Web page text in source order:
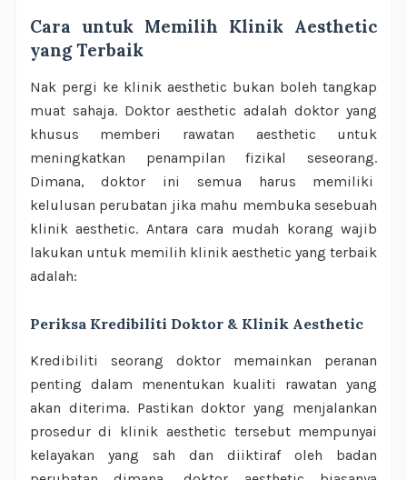
Cara untuk Memilih Klinik Aesthetic
yang Terbaik
Nak pergi ke klinik aesthetic bukan boleh tangkap
muat sahaja. Doktor aesthetic adalah doktor yang
khusus memberi rawatan aesthetic untuk
meningkatkan penampilan fizikal seseorang.
Dimana, doktor ini semua harus memiliki
kelulusan perubatan jika mahu membuka sesebuah
klinik aesthetic. Antara cara mudah korang wajib
lakukan untuk memilih klinik aesthetic yang terbaik
adalah:
Periksa Kredibiliti Doktor & Klinik Aesthetic
Kredibiliti seorang doktor memainkan peranan
penting dalam menentukan kualiti rawatan yang
akan diterima. Pastikan doktor yang menjalankan
prosedur di klinik aesthetic tersebut mempunyai
kelayakan yang sah dan diiktiraf oleh badan